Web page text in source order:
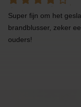
Super fijn om het
brandblusser, zeker
ouders!